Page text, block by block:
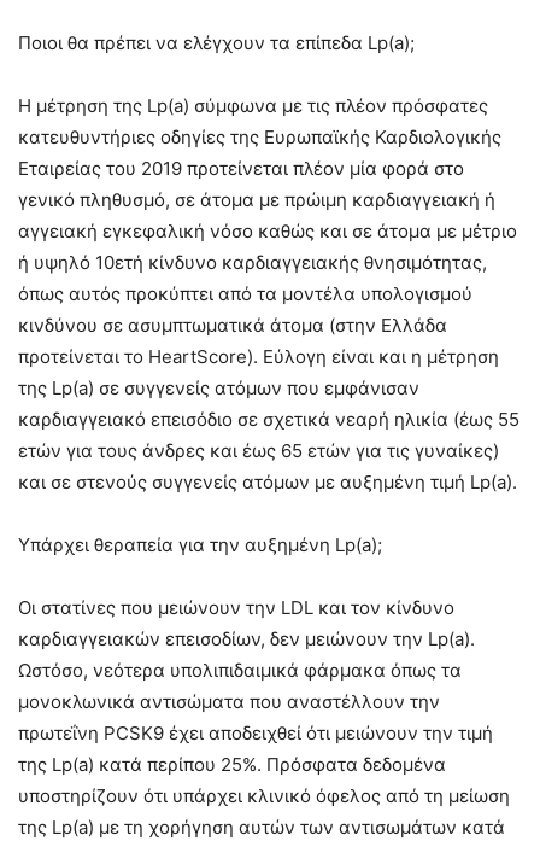
Ποιοι θα πρέπει να ελέγχουν τα επίπεδα Lp(a);
Η μέτρηση της Lp(a) σύμφωνα με τις πλέον πρόσφατες
κατευθυντήριες οδηγίες της Ευρωπαϊκής Καρδιολογικής
Εταιρείας του 2019 προτείνεται πλέον μία φορά στο
γενικό πληθυσμό, σε άτομα με πρώιμη καρδιαγγειακή ή
αγγειακή εγκεφαλική νόσο καθώς και σε άτομα με μέτριο
ή υψηλό 10ετή κίνδυνο καρδιαγγειακής θνησιμότητας,
όπως αυτός προκύπτει από τα μοντέλα υπολογισμού
κινδύνου σε ασυμπτωματικά άτομα (στην Ελλάδα
προτείνεται το HeartScore). Εύλογη είναι και η μέτρηση
της Lp(a) σε συγγενείς ατόμων που εμφάνισαν
καρδιαγγειακό επεισόδιο σε σχετικά νεαρή ηλικία (έως 55
ετών για τους άνδρες και έως 65 ετών για τις γυναίκες)
και σε στενούς συγγενείς ατόμων με αυξημένη τιμή Lp(a).
Υπάρχει θεραπεία για την αυξημένη Lp(a);
Οι στατίνες που μειώνουν την LDL και τον κίνδυνο
καρδιαγγειακών επεισοδίων, δεν μειώνουν την Lp(a).
Ωστόσο, νεότερα υπολιπιδαιμικά φάρμακα όπως τα
μονοκλωνικά αντισώματα που αναστέλλουν την
πρωτεΐνη PCSK9 έχει αποδειχθεί ότι μειώνουν την τιμή
της Lp(a) κατά περίπου 25%. Πρόσφατα δεδομένα
υποστηρίζουν ότι υπάρχει κλινικό όφελος από τη μείωση
της Lp(a) με τη χορήγηση αυτών των αντισωμάτων κατά